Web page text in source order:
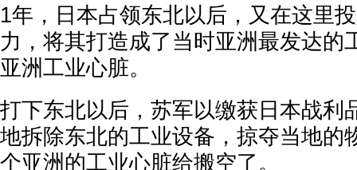
1年，日本占领东北以后，又在这里
力，将其打造成了当时亚洲最发达的
亚洲工业心脏。
打下东北以后，苏军以缴获日本战利
地拆除东北的工业设备，掠夺当地的
个亚洲的工业心脏给搬空了。